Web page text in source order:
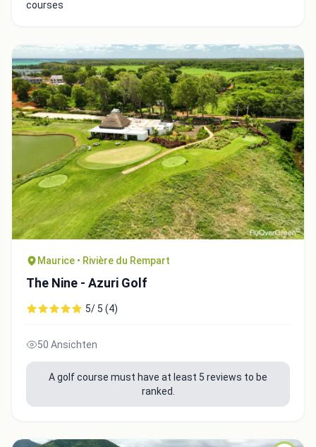
courses
Maurice • Rivière du Rempart
The Nine - Azuri Golf
5/ 5 (4)
50 Ansichten
A golf course must have at least 5 reviews to be
ranked.
Close